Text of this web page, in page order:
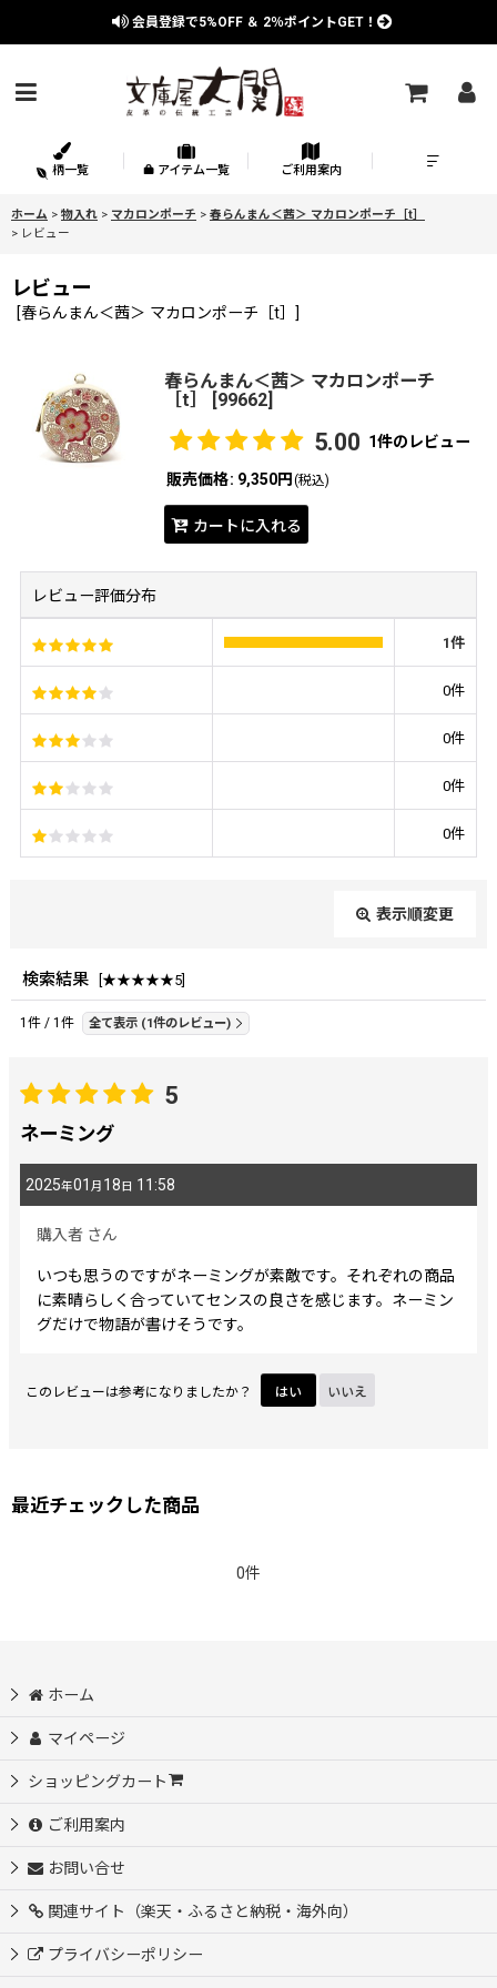
会員登録で5%OFF ＆ 2％ポイントGET！
柄一覧 アイテム一覧 ご利用案内
ホーム > 物入れ > マカロンポーチ > 春らんまん＜茜＞ マカロンポーチ［t］
> レビュー
レビュー
[春らんまん＜茜＞ マカロンポーチ［t］ ]
春らんまん＜茜＞ マカロンポーチ
［t］
[99662]
5.00 1件のレビュー
販売価格: 9,350円 (税込)
カートに入れる
レビュー評価分布
1件
0件
0件
0件
0件
表示順変更
レビュー検索:
画像
星の数:
並び順:
検索結果 ★★★★★5
1 件 / 1 件 全て表示 (1件のレビュー)
5
ネーミング
2025年01 月 18 日 11:58
購入者 さん
いつも思うのですがネーミングが素敵です。それぞれの商品
に素晴らしく合っていてセンスの良さを感じます。ネーミン
グだけで物語が書けそうです。
このレビューは参考になりましたか？ はい いいえ
最近チェックした商品
0件
ホーム
マイページ
ショッピングカート
ご利用案内
お問い合せ
関連サイト（楽天・ふるさと納税・海外向）
プライバシーポリシー